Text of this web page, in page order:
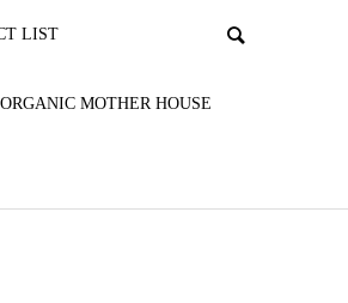
LIST
ORGANIC MOTHER HOUSE